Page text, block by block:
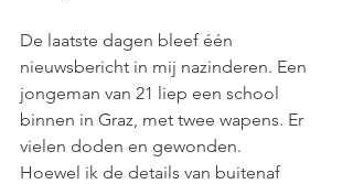
De laatste dagen bleef één
nieuwsbericht in mij nazinderen. Een
jongeman van 21 liep een school
binnen in Graz, met twee wapens. Er
vielen doden en gewonden.
Hoewel ik de details van buitenaf